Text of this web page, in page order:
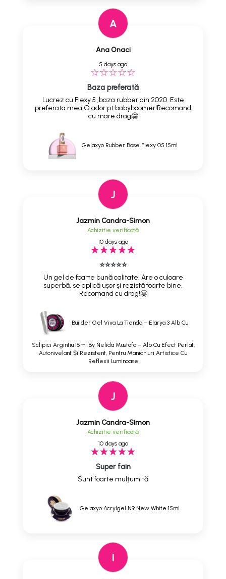
A
Ana Onaci
5 days ago
Baza preferată
Lucrez cu Flexy 5 ,baza rubber din 2020 .Este
preferata mea!O ador pt babyboomer!Recomand
cu mare drag🤗
Gelaxyo Rubber Base Flexy 05 15ml
J
Jazmin Candra-Simon
Achizitie verificată
10 days ago
⭐⭐⭐⭐⭐
Un gel de foarte bună calitate! Are o culoare
superbă, se aplică ușor și rezistă foarte bine.
Recomand cu drag!🤗
Builder Gel Viva La Tienda – Elarya 3 Alb Cu
Sclipici Argintiu 15ml By Nelida Mustafa – Alb Cu Efect Perlat,
Autonivelant Și Rezistent, Pentru Manichiuri Artistice Cu
Reflexii Luminoase
J
Jazmin Candra-Simon
Achizitie verificată
10 days ago
Super fain
Sunt foarte mulțumită
Gelaxyo Acrylgel N9 New White 15ml
I